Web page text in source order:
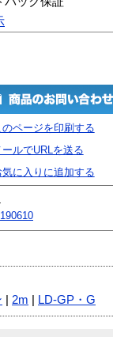
ページを印刷する
ルでURLを送る
気に入りに追加する
2m LD-GP・G